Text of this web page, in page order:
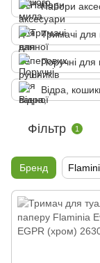
Набори
Тримачі для
Поручні для
Відра,
Фільтр 1
Бренд